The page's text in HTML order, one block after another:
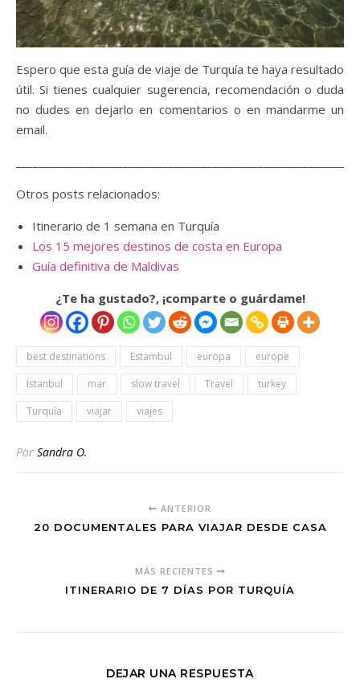
Espero que esta guía de viaje de Turquía te haya resultado
útil. Si tienes cualquier sugerencia, recomendación o duda
no dudes en dejarlo en comentarios o en mandarme un
email.
Otros posts relacionados:
Itinerario de 1 semana en Turquía
Los 15 mejores destinos de costa en Europa
Guía definitiva de Maldivas
¿Te ha gustado?, ¡comparte o guárdame!
best destinations Estambul europa
europe
Istanbul
mar slow travel Travel
turkey
Turquía
viajar viajes
Por Sandra O.
ANTERIOR
20 DOCUMENTALES PARA VIAJAR DESDE CASA
MÁS RECIENTES
ITINERARIO DE 7 DÍAS POR TURQUÍA
DEJAR UNA RESPUESTA